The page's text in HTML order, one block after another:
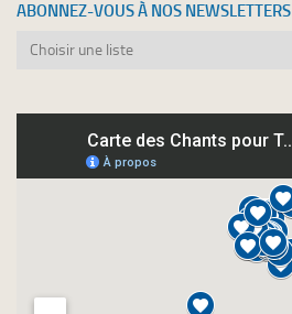
ABONNEZ-VOUS À NOS NEWSLETTERS
Abonnez-
newsletters